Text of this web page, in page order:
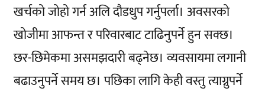
खर्चको जोहो गर्न अलि दौडधुप गर्नुपर्ला। अवसरको
खोजीमा आफन्त र परिवारबाट टाढिनुपर्ने हुन सक्छ।
छर-छिमेकमा असमझदारी बढ्नेछ। व्यवसायमा लगानी
बढाउनुपर्ने समय छ। पछिका लागि केही वस्तु त्याग्नुपर्ने